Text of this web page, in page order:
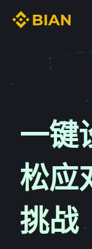
一键
松应
挑战